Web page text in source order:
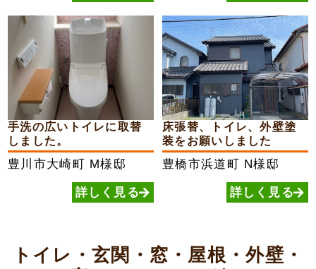
手洗の広いトイレに取替
しました。
豊川市大崎町 M様邸
詳しく見る
床張替、トイレ、外壁塗
装をお願いしました
豊橋市浜道町 N様邸
詳しく見る
トイレ・玄関・窓・屋根・外壁・